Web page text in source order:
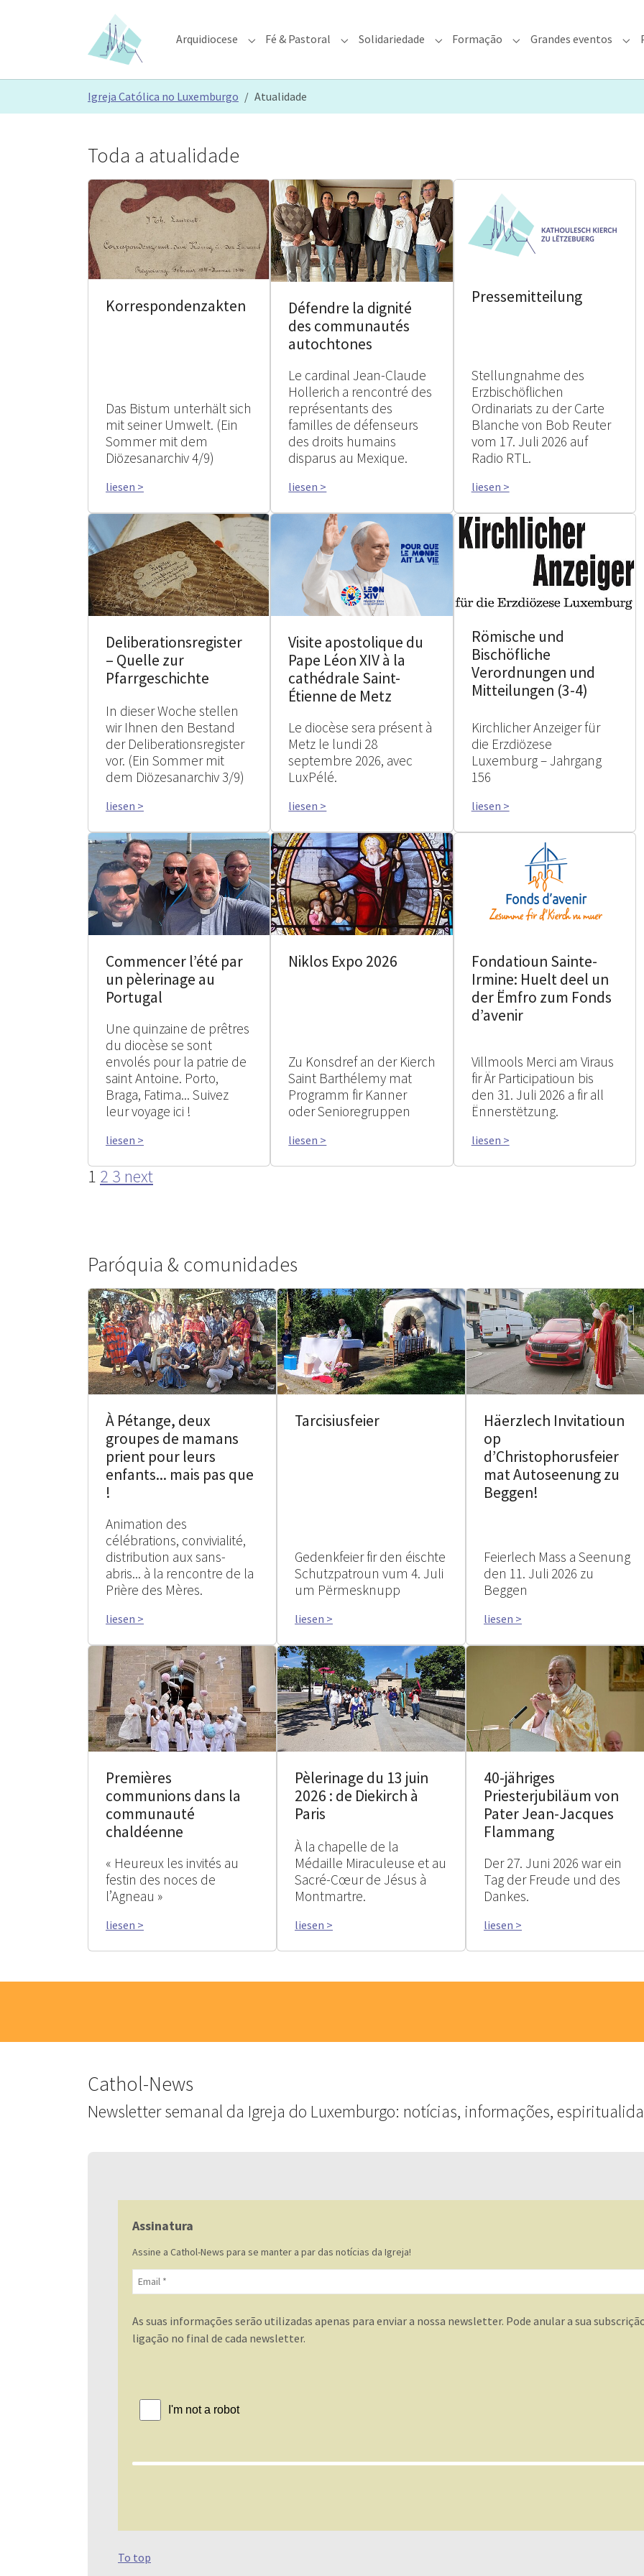
Arquidiocese Submenu for "Arquidiocese"
Fé & Pastoral Submenu for "Fé & Pastoral"
Solidariedade Submenu for "Solidariedade"
Formação Submenu for "Formação"
Grandes eventos
Igreja Católica no Luxemburgo Atualidade
Toda a atualidade
Korrespondenzakten
Das Bistum unterhält sich
mit seiner Umwelt. (Ein
Sommer mit dem
Diözesanarchiv 4/9)
liesen >
Défendre la dignité
des communautés
autochtones
Le cardinal Jean-Claude
Hollerich a rencontré des
représentants des
familles de défenseurs
des droits humains
disparus au Mexique.
liesen >
Pressemitteilung
Stellungnahme des
Erzbischöflichen
Ordinariats zu der Carte
Blanche von Bob Reuter
vom 17. Juli 2026 auf
Radio RTL.
liesen >
Deliberationsregister
– Quelle zur
Pfarrgeschichte
In dieser Woche stellen
wir Ihnen den Bestand
der Deliberationsregister
vor. (Ein Sommer mit
dem Diözesanarchiv 3/9)
liesen >
Visite apostolique du
Pape Léon XIV à la
cathédrale Saint-
Étienne de Metz
Le diocèse sera présent à
Metz le lundi 28
septembre 2026, avec
LuxPélé.
liesen >
Römische und
Bischöfliche
Verordnungen und
Mitteilungen (3-4)
Kirchlicher Anzeiger für
die Erzdiözese
Luxemburg – Jahrgang
156
liesen >
Commencer l’été par
un pèlerinage au
Portugal
Une quinzaine de prêtres
du diocèse se sont
envolés pour la patrie de
saint Antoine. Porto,
Braga, Fatima... Suivez
leur voyage ici !
liesen >
Niklos Expo 2026
Zu Konsdref an der Kierch
Saint Barthélemy mat
Programm fir Kanner
oder Senioregruppen
liesen >
Fondatioun Sainte-
Irmine: Huelt deel un
der Ëmfro zum Fonds
d’avenir
Villmools Merci am Viraus
fir Är Participatioun bis
den 31. Juli 2026 a fir all
Ënnerstëtzung.
liesen >
1 2 3 next
Paróquia & comunidades
À Pétange, deux
groupes de mamans
prient pour leurs
enfants... mais pas que
!
Animation des
célébrations, convivialité,
distribution aux sans-
abris... à la rencontre de la
Prière des Mères.
liesen >
Tarcisiusfeier
Gedenkfeier fir den éischte
Schutzpatroun vum 4. Juli
um Përmesknupp
liesen >
Häerzlech Invitatioun
op
d’Christophorusfeier
mat Autoseenung zu
Beggen!
Feierlech Mass a Seenung
den 11. Juli 2026 zu
Beggen
liesen >
Premières
communions dans la
communauté
chaldéenne
« Heureux les invités au
festin des noces de
l’Agneau »
liesen >
Pèlerinage du 13 juin
2026 : de Diekirch à
Paris
À la chapelle de la
Médaille Miraculeuse et au
Sacré-Cœur de Jésus à
Montmartre.
liesen >
40-jähriges
Priesterjubiläum von
Pater Jean-Jacques
Flammang
Der 27. Juni 2026 war ein
Tag der Freude und des
Dankes.
liesen >
Cathol-News
Newsletter semanal da Igreja do Luxemburgo: notícias, informações,
Assinatura
Assine a Cathol-News para se manter a par das notícias da Igreja!
As suas informações serão utilizadas apenas para enviar a nossa newsletter. Pode anular a sua
ligação no final de cada newsletter.
To top